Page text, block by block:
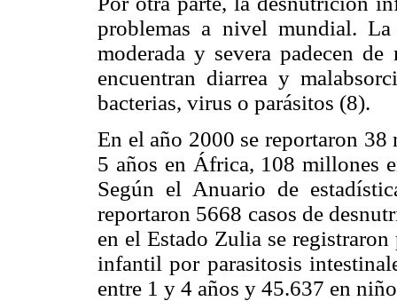
problemas a nivel mundial.
moderada y severa padecen
encuentran diarrea y
bacterias, virus o parásitos (8).
En el año 2000 se reportaron
5 años en África, 108 millones
Según el Anuario de
reportaron 5668 casos de
en el Estado Zulia se
infantil por parasitosis
entre 1 y 4 años y 45.637 en